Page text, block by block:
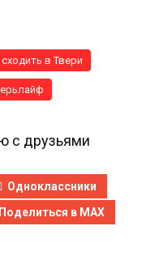
в Твери
с друзьями
Одноклассники
Поделиться в MAX